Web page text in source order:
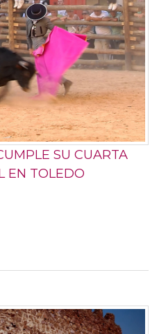
SU CUARTA
EN TOLEDO